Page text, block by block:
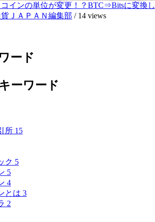
コインの単位が変更！？BTC⇒Bitsに変換し
ＪＡＰＡＮ編集部 / 14 views
ード
ーワード
所 15
ク 5
5
4
とは 3
2